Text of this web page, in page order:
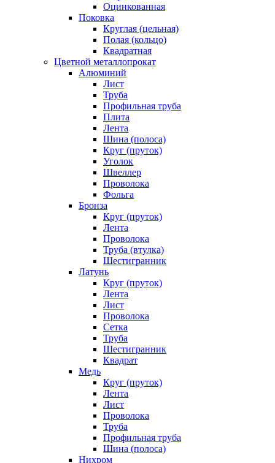
Оцинкованная
Поковка
Круглая (цельная)
Полая (кольцо)
Квадратная
Цветной металлопрокат
Алюминий
Лист
Труба
Профильная труба
Плита
Лента
Шина (полоса)
Круг (пруток)
Уголок
Швеллер
Проволока
Фольга
Бронза
Круг (пруток)
Лента
Проволока
Труба (втулка)
Шестигранник
Латунь
Круг (пруток)
Лента
Лист
Проволока
Сетка
Труба
Шестигранник
Квадрат
Медь
Круг (пруток)
Лента
Лист
Проволока
Труба
Профильная труба
Шина (полоса)
Нихром